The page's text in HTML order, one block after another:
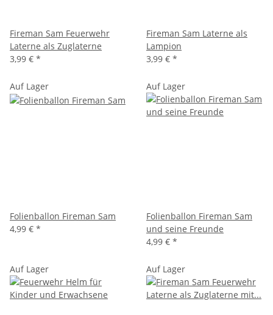
Fireman Sam Feuerwehr
Laterne als Zuglaterne
3,99 € *
Fireman Sam Laterne als
Lampion
3,99 € *
Auf Lager
Folienballon Fireman Sam
4,99 € *
Auf Lager
Folienballon Fireman Sam
und seine Freunde
4,99 € *
Auf Lager Auf Lager